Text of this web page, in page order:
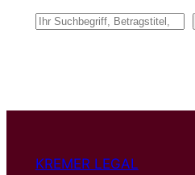
S
n
KREMER LEGAL